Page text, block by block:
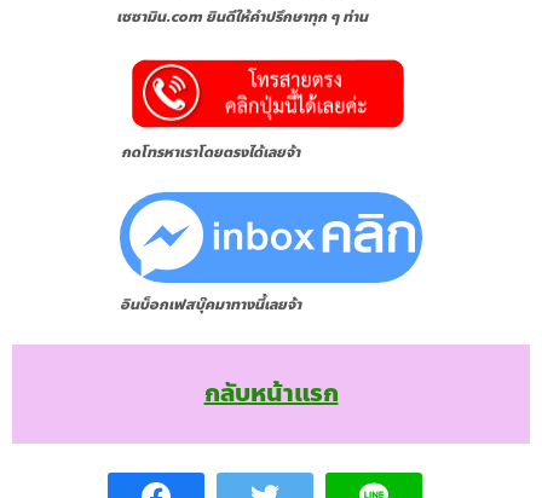
เซซามิน.com ยินดีให้คำปรึกษาทุก ๆ ท่าน
กดโทรหาเราโดยตรงได้เลยจ้า
อินบ็อกเฟสบุ๊คมาทางนี้เลยจ้า
กลับหน้าแรก